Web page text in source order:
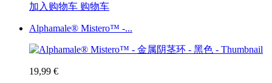
加入购物车 购物车
Alphamale® Mistero™ -...
19,99 €